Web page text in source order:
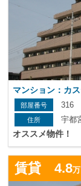
マンション：カ
316
宇都
オススメ物件！
賃貸 4.8